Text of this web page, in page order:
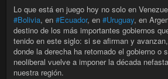
Lo que está en juego hoy no solo en
#Bolivia, en #Ecuador, en #Uruguay, en
destino de los más importantes gobiernos
tenido en este siglo: si se afirman y
donde la derecha ha retomado el gobierno o
neoliberal vuelve a imponer la década
nuestra región.